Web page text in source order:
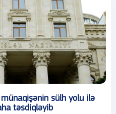
sülh yolu ilə
təsdiqləyib